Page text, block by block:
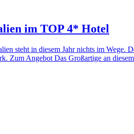
im TOP 4* Hotel
steht in diesem Jahr nichts im
Zum Angebot Das Großartige an